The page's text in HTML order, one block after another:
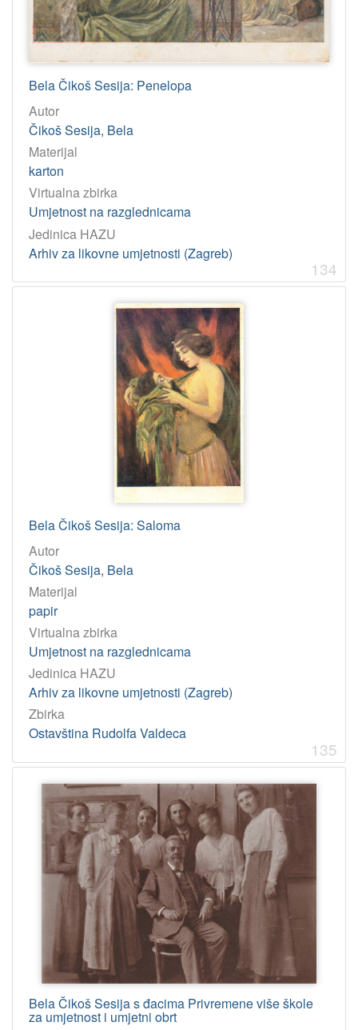
Bela Čikoš Sesija: Penelopa
Autor
Čikoš Sesija, Bela
Materijal
karton
Virtualna zbirka
Umjetnost na razglednicama
Jedinica HAZU
Arhiv za likovne umjetnosti (Zagreb)
134
Bela Čikoš Sesija: Saloma
Autor
Čikoš Sesija, Bela
Materijal
papir
Virtualna zbirka
Umjetnost na razglednicama
Jedinica HAZU
Arhiv za likovne umjetnosti (Zagreb)
Zbirka
Ostavština Rudolfa Valdeca
135
Bela Čikoš Sesija s đacima Privremene više škole
za umjetnost i umjetni obrt